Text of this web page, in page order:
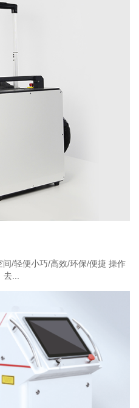
/轻便小巧/高效/环保/便捷 操作
去...